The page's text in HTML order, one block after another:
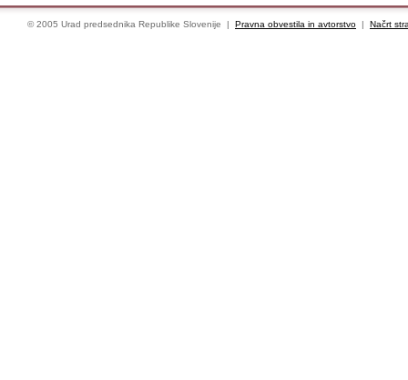
© 2005 Urad predsednika Republike Slovenije | Pravna obvestila in avtorstvo | Načrt